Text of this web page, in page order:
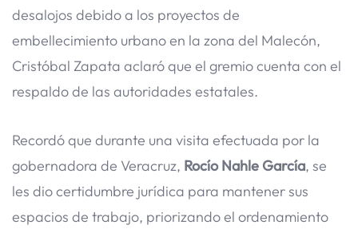
desalojos debido a los proyectos de
embellecimiento urbano en la zona del Malecón,
Cristóbal Zapata aclaró que el gremio cuenta con el
respaldo de las autoridades estatales.
Recordó que durante una visita efectuada por la
gobernadora de Veracruz, Rocío Nahle García, se
les dio certidumbre jurídica para mantener sus
espacios de trabajo, priorizando el ordenamiento